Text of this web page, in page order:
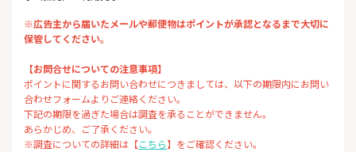
※広告主から届いたメールや郵便物はポイントが承認となるまで大切に
保管してください。
【お問合せについての注意事項】
ポイントに関するお問い合わせにつきましては、以下の期限内にお問い
合わせフォームよりご連絡ください。
下記の期限を過ぎた場合は調査を承ることができません。
あらかじめ、ご了承ください。
※調査についての詳細は【こちら】をご確認ください。